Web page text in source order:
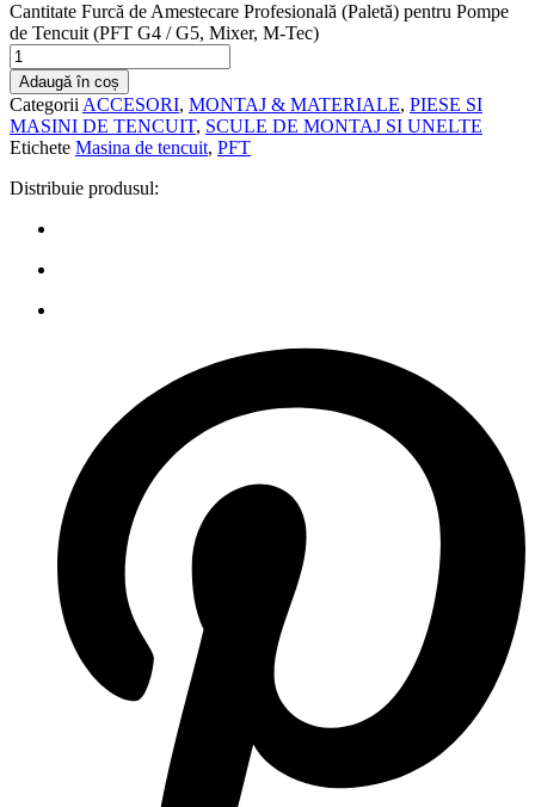
Cantitate Furcă de Amestecare Profesională (Paletă) pentru Pompe
de Tencuit (PFT G4 / G5, Mixer, M-Tec)
Adaugă în coș
Categorii ACCESORI, MONTAJ & MATERIALE, PIESE SI
MASINI DE TENCUIT, SCULE DE MONTAJ SI UNELTE
Etichete Masina de tencuit, PFT
Distribuie produsul: